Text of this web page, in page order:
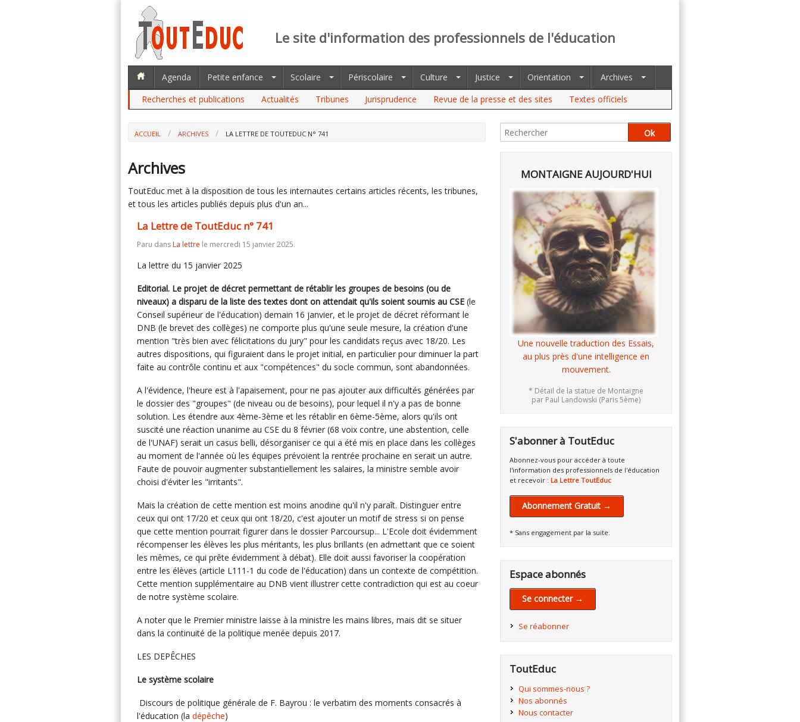
Le site d'information des professionnels de l'éducation
Agenda Petite enfance Scolaire Périscolaire Culture Justice Orientation
Archives
Recherches et publications
Actualités Tribunes Jurisprudence Revue de la presse et des sites Textes officiels
ACCUEIL ARCHIVES LA LETTRE DE TOUTEDUC N° 741
Archives
ToutEduc met à la disposition de tous les internautes certains articles récents, les tribunes,
et tous les articles publiés depuis plus d'un an...
La Lettre de ToutEduc n° 741
Paru dansLa lettre le mercredi 15 janvier 2025.
La lettre du 15 janvier 2025
Editorial. Le projet de décret permettant de rétablir les groupes de besoins (ou de
niveaux) a disparu de la liste des textes dont on attendait qu'ils soient soumis au CSE (le
Conseil supérieur de l'éducation) demain 16 janvier, et le projet de décret réformant le
DNB (le brevet des collèges) ne comporte plus qu'une seule mesure, la création d'une
mention "très bien avec félicitations du jury" pour les candidats reçus avec 18/20. Les
autres dispositions, qui figuraient dans le projet initial, en particulier pour diminuer la part
faite au contrôle continu et aux "compétences" du socle commun, sont abandonnées.
A l'évidence, l'heure est à l'apaisement, pour ne pas ajouter aux difficultés générées par
le dossier des "groupes" (de niveau ou de besoins), pour lequel il n'y a pas de bonne
solution. Les étendre aux 4ème-3ème et les rétablir en 6ème-5ème, alors qu'ils ont
suscité une réaction unanime au CSE du 8 février (68 voix contre, une abstention, celle
de l'UNAF) serait un casus belli, désorganiser ce qui a été mis en place dans les collèges
au moment de l'année où les équipes prévoient la rentrée prochaine en serait un autre.
Faute de pouvoir augmenter substantiellement les salaires, la ministre semble avoir
choisi d'éviter les "irritants".
Mais la création de cette mention est moins anodine qu'il n'y paraît. Distinguer entre
ceux qui ont 17/20 et ceux qui ont 18/20, c'est ajouter un motif de stress si on pense
que cette mention pourrait figurer dans le dossier Parcoursup... L'Ecole doit évidemment
récompenser les élèves les plus méritants, les plus brillants (en admettant que ce soient
les mêmes, ce qui prête évidemment à débat). Elle doit aussi favoriser la coopération
entre les élèves (article L111-1 du code de l'éducation) dans un contexte de compétition.
Cette mention supplémentaire au DNB vient illustrer cette contradiction qui est au coeur
de notre système scolaire.
A noter que le Premier ministre laisse à la ministre les mains libres, mais dit se situer
dans la continuité de la politique menée depuis 2017.
LES DEPÊCHES
Le système scolaire
Discours de politique générale de F. Bayrou : le verbatim des moments consacrés à
l'éducation (la dépêche)
MONTAIGNE AUJOURD'HUI
Une nouvelle traduction des Essais,
au plus près d'une intelligence en
mouvement.
* Détail de la statue de Montaigne
par Paul Landowski (Paris 5ème)
S'abonner à ToutEduc
Abonnez-vous pour accéder à toute
l'information des professionnels de l'éducation
et recevoir : La Lettre ToutEduc
Abonnement Gratuit →
* Sans engagement par la suite.
Espace abonnés
Se connecter →
Se réabonner
ToutEduc
Qui sommes-nous ?
Nos abonnés
Nous contacter